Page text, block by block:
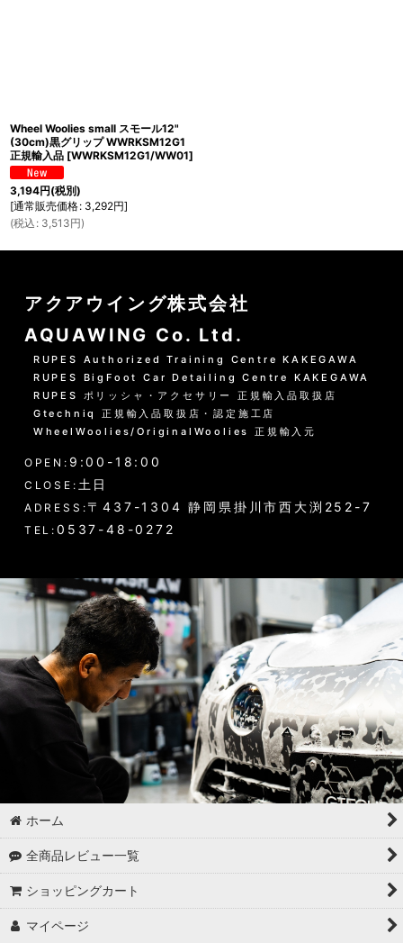
Wheel Woolies small スモール12"
(30cm)黒グリップ WWRKSM12G1
正規輸入品 [WWRKSM12G1/WW01]
3,194円(税別)
[通常販売価格: 3,292円]
(税込 : 3,513円)
アクアウイング株式会社
AQUAWING Co. Ltd.
RUPES Authorized Training Centre KAKEGAWA
RUPES BigFoot Car Detailing Centre KAKEGAWA
RUPES ポリッシャ・アクセサリー 正規輸入品取扱店
Gtechniq 正規輸入品取扱店・認定施工店
WheelWoolies/OriginalWoolies 正規輸入元
OPEN: 9:00-18:00
CLOSE: 土日
ADRESS: 〒437-1304 静岡県掛川市西大渕252-7
TEL: 0537-48-0272
ホーム
全商品レビュー一覧
ショッピングカート
マイページ